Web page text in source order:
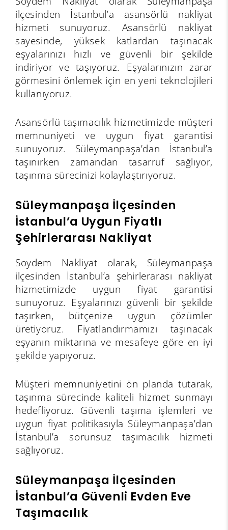
ilçesinden İstanbul’a asansörlü nakliyat
hizmeti sunuyoruz. Asansörlü nakliyat
sayesinde, yüksek katlardan taşınacak
eşyalarınızı hızlı ve güvenli bir şekilde
indiriyor ve taşıyoruz. Eşyalarınızın zarar
görmesini önlemek için en yeni teknolojileri
kullanıyoruz.
Asansörlü taşımacılık hizmetimizde müşteri
memnuniyeti ve uygun fiyat garantisi
sunuyoruz. Süleymanpaşa’dan İstanbul’a
taşınırken zamandan tasarruf sağlıyor,
taşınma sürecinizi kolaylaştırıyoruz.
Süleymanpaşa İlçesinden
İstanbul’a Uygun Fiyatlı
Şehirlerarası Nakliyat
Soydem Nakliyat olarak, Süleymanpaşa
ilçesinden İstanbul’a şehirlerarası nakliyat
hizmetimizde uygun fiyat garantisi
sunuyoruz. Eşyalarınızı güvenli bir şekilde
taşırken, bütçenize uygun çözümler
üretiyoruz. Fiyatlandırmamızı taşınacak
eşyanın miktarına ve mesafeye göre en iyi
şekilde yapıyoruz.
Müşteri memnuniyetini ön planda tutarak,
taşınma sürecinde kaliteli hizmet sunmayı
hedefliyoruz. Güvenli taşıma işlemleri ve
uygun fiyat politikasıyla Süleymanpaşa’dan
İstanbul’a sorunsuz taşımacılık hizmeti
sağlıyoruz.
Süleymanpaşa İlçesinden
İstanbul’a Güvenli Evden Eve
Taşımacılık